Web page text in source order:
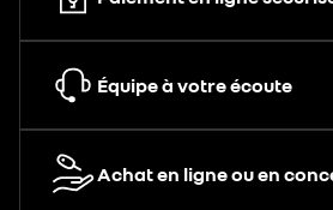
Équipe à votre écoute
Achat en ligne ou en